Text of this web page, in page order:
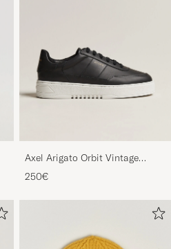
Axel Arigato Orbit Vintage
Sneaker Black
250€